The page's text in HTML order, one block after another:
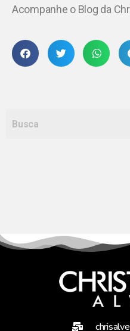
Acompanhe o Blog da